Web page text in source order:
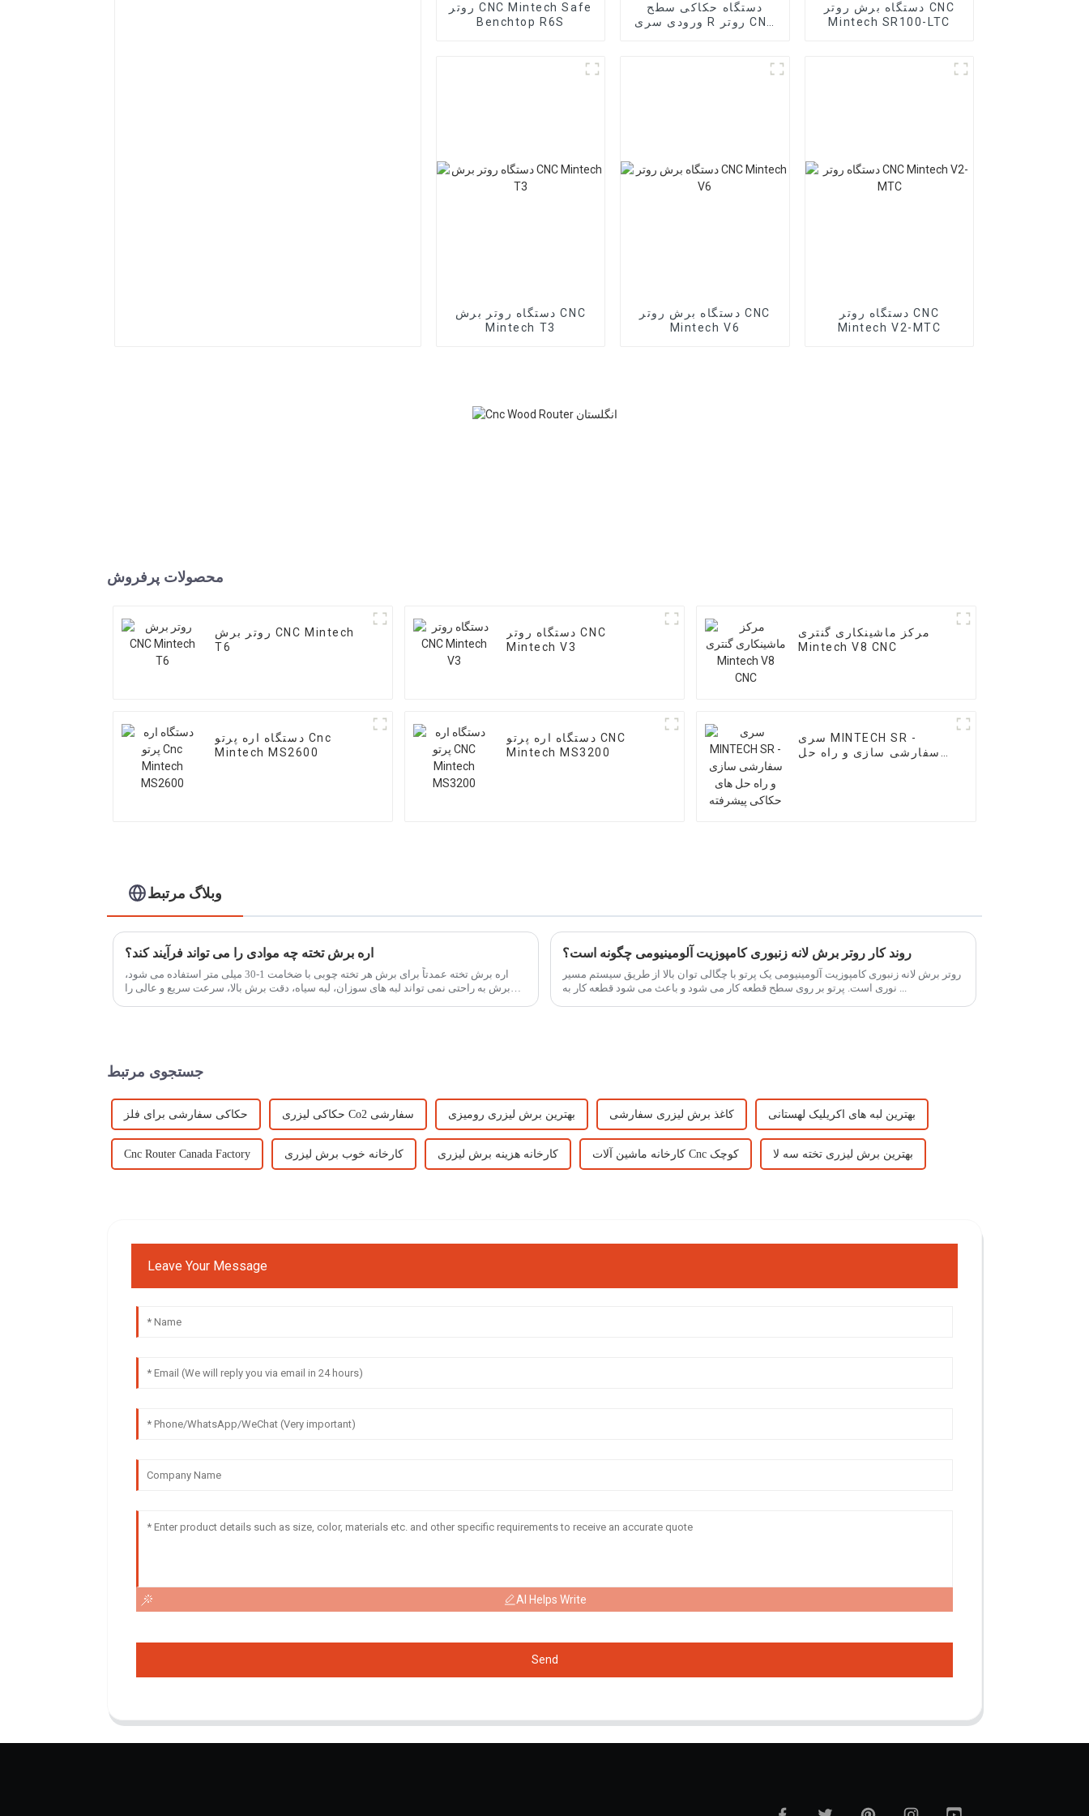
روتر CNC Mintech Safe
Benchtop R6S
دستگاه حکاکی سطح
ورودی سری R روتر CNC
دستگاه برش روتر CNC
Mintech SR100-LTC
دستگاه روتر برش CNC
Mintech T3
دستگاه برش روتر CNC
Mintech V6
دستگاه روتر CNC
Mintech V2-MTC
محصولات پرفروش
روتر برش CNC Mintech
T6
دستگاه روتر CNC
Mintech V3
مرکز ماشینکاری گنتری
Mintech V8 CNC
دستگاه اره پرتو Cnc
Mintech MS2600
دستگاه اره پرتو CNC
Mintech MS3200
سری MINTECH SR -
سفارشی سازی و راه حل
وبلاگ مرتبط
اره برش تخته چه موادی را می تواند فرآیند کند؟
اره برش تخته عمدتاً برای برش هر تخته چوبی با ضخامت 1-30 میلی متر استفاده می شود،
برش به راحتی نمی تواند لبه های سوزان، لبه سیاه، دقت برش بالا، سرعت سریع و عالی را
روند کار روتر برش لانه زنبوری کامپوزیت آلومینیومی چگونه است؟
روتر برش لانه زنبوری کامپوزیت آلومینیومی یک پرتو با چگالی توان بالا از طریق سیستم مسیر
جستجوی مرتبط
حکاکی سفارشی برای فلز حکاکی لیزری Co2 سفارشی بهترین برش لیزری رومیزی کاغذ برش لیزری سفارشی بهترین لبه های اکریلیک لهستانی
Cnc Router Canada Factory کارخانه خوب برش لیزری کارخانه هزینه برش لیزری کارخانه ماشین آلات Cnc کوچک بهترین برش لیزری تخته سه لا
Leave Your Message
AI Helps Write
Send